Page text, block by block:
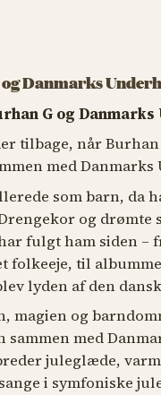
Danmarks
G og
tilbage, når
med
som barn, da
og drømte
fulgt ham siden –
folkeeje, til
lyden af den
magien og
med
juleglæde,
i symfoniske